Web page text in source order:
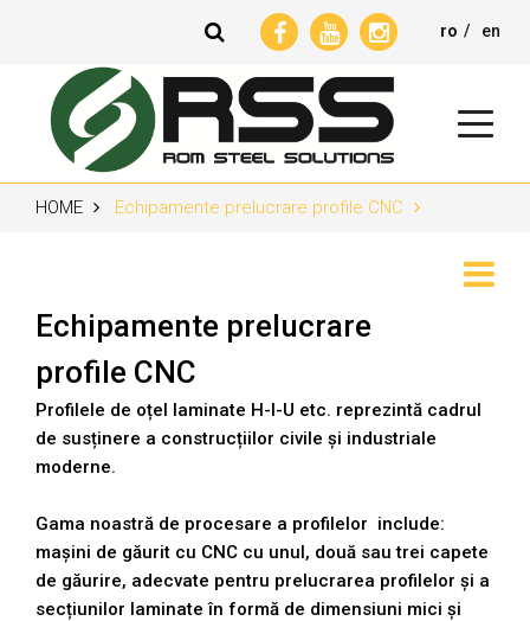
ro en
Echipamente SH
Furnizori
Evenimente
Referințe
HOME Echipamente prelucrare profile CNC
Echipamente prelucrare
profile CNC
Profilele de oțel laminate H-I-U etc. reprezintă cadrul
de susținere a construcțiilor civile și industriale
moderne.
Gama noastră de procesare a profilelor include:
mașini de găurit cu CNC cu unul, două sau trei capete
de găurire, adecvate pentru prelucrarea profilelor și a
secțiunilor laminate în formă de dimensiuni mici și